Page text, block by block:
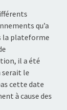
qu’a
la plateforme
il a été
serait le
cette date
à cause des